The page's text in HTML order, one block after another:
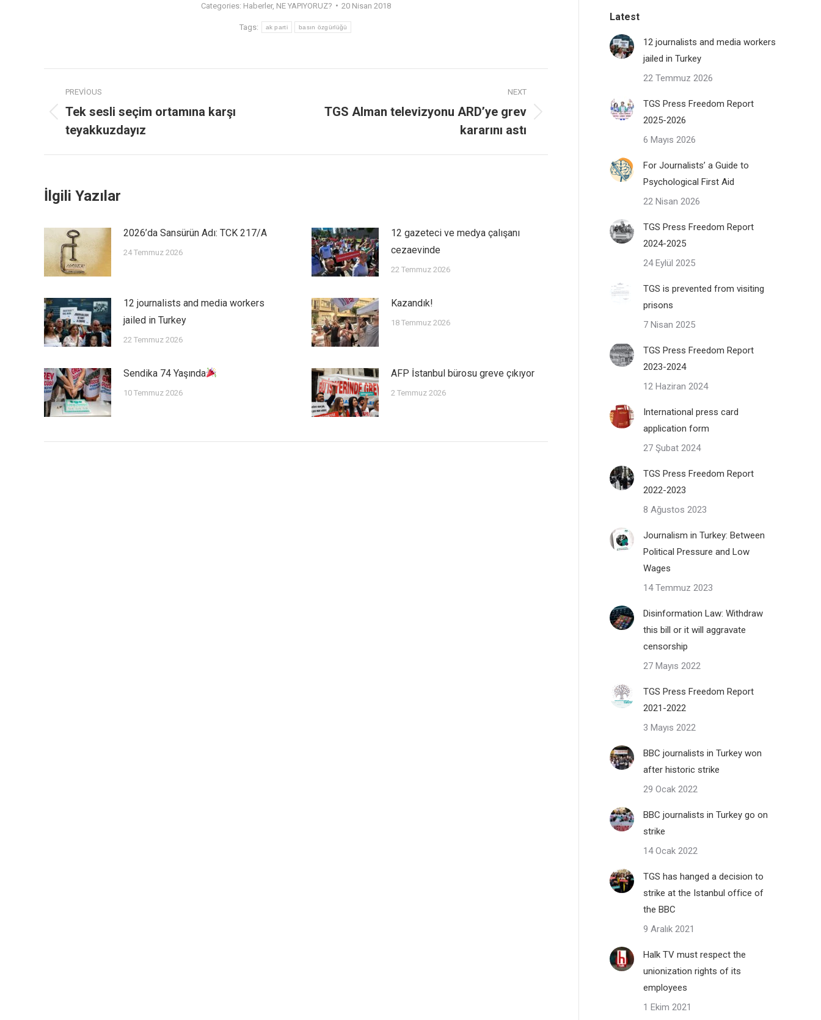
Categories: Haberler, NE YAPIYORUZ? 20 Nisan 2018
Tags: ak parti basın özgürlüğü
PREVIOUS
Tek sesli seçim ortamına karşı
teyakkuzdayız
NEXT
TGS Alman televizyonu ARD’ye grev
kararını astı
İlgili Yazılar
2026’da Sansürün Adı: TCK 217/A
24 Temmuz 2026
12 gazeteci ve medya çalışanı
cezaevinde
22 Temmuz 2026
12 journalists and media workers
jailed in Turkey
22 Temmuz 2026
Kazandık!
18 Temmuz 2026
Sendika 74 Yaşında
10 Temmuz 2026
AFP İstanbul bürosu greve çıkıyor
2 Temmuz 2026
Latest
12 journalists and media workers
jailed in Turkey
22 Temmuz 2026
TGS Press Freedom Report
2025-2026
6 Mayıs 2026
For Journalists’ a Guide to
Psychological First Aid
22 Nisan 2026
TGS Press Freedom Report
2024-2025
24 Eylül 2025
TGS is prevented from visiting
prisons
7 Nisan 2025
TGS Press Freedom Report
2023-2024
12 Haziran 2024
International press card
application form
27 Şubat 2024
TGS Press Freedom Report
2022-2023
8 Ağustos 2023
Journalism in Turkey: Between
Political Pressure and Low
Wages
14 Temmuz 2023
Disinformation Law: Withdraw
this bill or it will aggravate
censorship
27 Mayıs 2022
TGS Press Freedom Report
2021-2022
3 Mayıs 2022
BBC journalists in Turkey won
after historic strike
29 Ocak 2022
BBC journalists in Turkey go on
strike
14 Ocak 2022
TGS has hanged a decision to
strike at the Istanbul office of
the BBC
9 Aralık 2021
Halk TV must respect the
unionization rights of its
employees
1 Ekim 2021